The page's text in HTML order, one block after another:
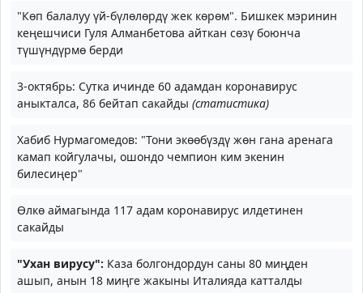
"Көп балалуу үй-бүлөлөрдү жек көрөм". Бишкек мэринин
кеңешчиси Гуля Алманбетова айткан сөзү боюнча
түшүндүрмө берди
3-октябрь: Сутка ичинде 60 адамдан коронавирус
аныкталса, 86 бейтап сакайды (статистика)
Хабиб Нурмагомедов: "Тони экөөбүздү жөн гана аренага
камап койгулачы, ошондо чемпион ким экенин
билесиңер"
Өлкө аймагында 117 адам коронавирус илдетинен
сакайды
"Ухан вирусу": Каза болгондордун саны 80 миңден
ашып, анын 18 миңге жакыны Италияда катталды